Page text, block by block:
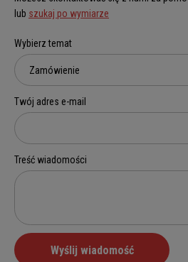
lub szukaj po wymiarze